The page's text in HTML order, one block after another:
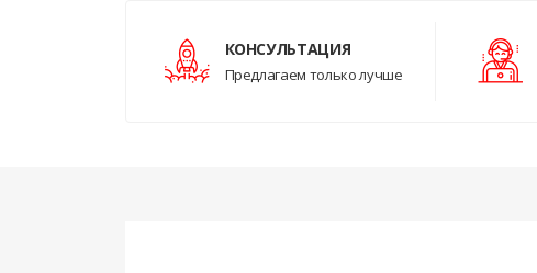
КОНСУЛЬТАЦИЯ
Предлагаем только лучше